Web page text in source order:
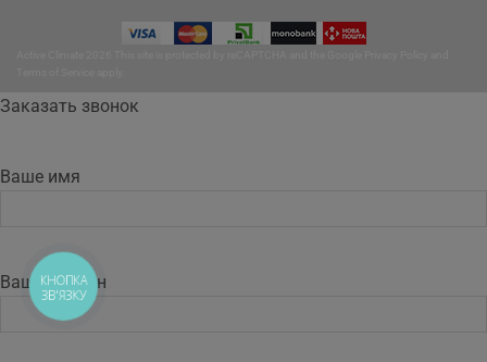
Заказать звонок
Ваше имя
Ваш телефон
КНОПКА
ЗВ'ЯЗКУ